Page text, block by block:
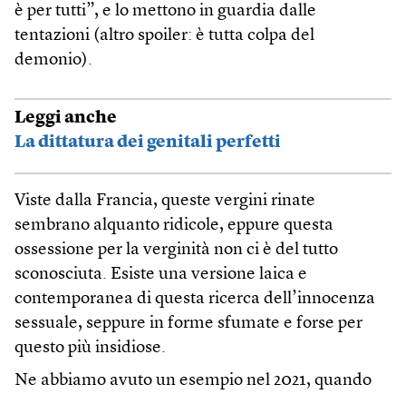
è per tutti”, e lo mettono in guardia dalle
tentazioni (altro spoiler: è tutta colpa del
demonio).
Leggi anche
La dittatura dei genitali perfetti
Viste dalla Francia, queste vergini rinate
sembrano alquanto ridicole, eppure questa
ossessione per la verginità non ci è del tutto
sconosciuta. Esiste una versione laica e
contemporanea di questa ricerca dell’innocenza
sessuale, seppure in forme sfumate e forse per
questo più insidiose.
Ne abbiamo avuto un esempio nel 2021, quando